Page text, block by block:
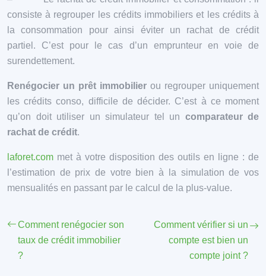
consiste à regrouper les crédits immobiliers et les crédits à
la consommation pour ainsi éviter un rachat de crédit
partiel. C’est pour le cas d’un emprunteur en voie de
surendettement.
Renégocier un prêt immobilier ou regrouper uniquement
les crédits conso, difficile de décider. C’est à ce moment
qu’on doit utiliser un simulateur tel un comparateur de
rachat de crédit.
laforet.com met à votre disposition des outils en ligne : de
l’estimation de prix de votre bien à la simulation de vos
mensualités en passant par le calcul de la plus-value.
Comment renégocier son
taux de crédit immobilier
?
Comment vérifier si un
compte est bien un
compte joint ?